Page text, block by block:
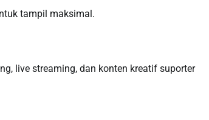
tampil maksimal.
live streaming, dan konten kreatif suporter